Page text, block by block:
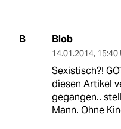
B Blob
14.01.2014, 15:40
Sexistisch?!
diesen Artikel
gegangen..
Mann. Ohne